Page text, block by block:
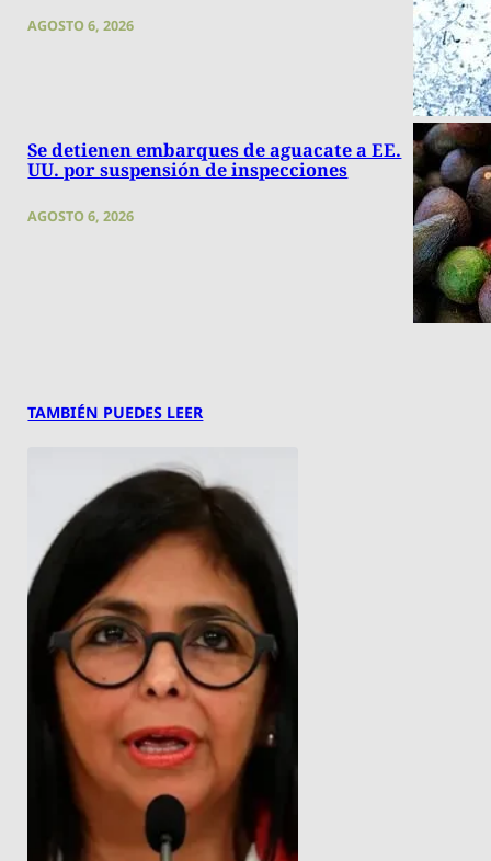
AGOSTO 6, 2026
Se detienen embarques de aguacate a EE.
UU. por suspensión de inspecciones
AGOSTO 6, 2026
TAMBIÉN PUEDES LEER